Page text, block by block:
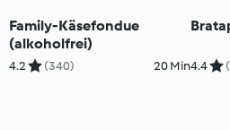
Family-Käsefondue
(alkoholfrei)
4.2 (340) 20 Min4.4